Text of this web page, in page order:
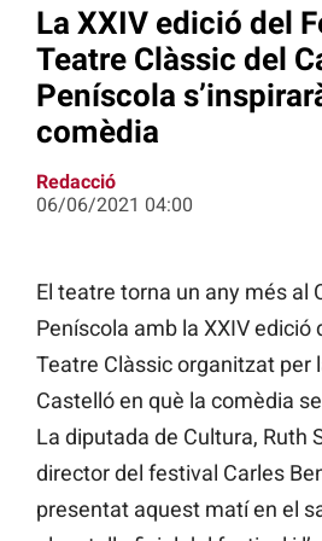
La XXIV edició del
Teatre Clàssic del
Peníscola
comèdia
Redacció
06/06/2021 04:00
El teatre torna un any més al
Peníscola amb la XXIV edició
Teatre Clàssic organitzat per
Castelló en què la comèdia
La diputada de Cultura, Ruth
director del festival Carles
presentat aquest matí en el